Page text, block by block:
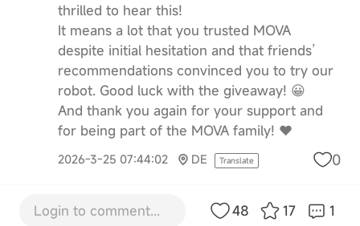
thrilled to hear this!
It means a lot that you trusted MOVA
despite initial hesitation and that friends’
recommendations convinced you to try our
robot. Good luck with the giveaway! 😀
And thank you again for your support and
for being part of the MOVA family! ❤️
2026-3-25 07:44:02 DE Translate 0
Login to comment... 48 17 1